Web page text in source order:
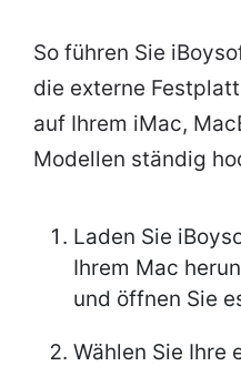
So führen Sie
die externe
auf Ihrem iMac,
Modellen ständig
Laden Sie
Ihrem Mac
und öffnen Sie
Wählen Sie Ihre